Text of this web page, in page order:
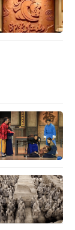
走，从此
陋的妖王
花羞，俨
三年中，
所体验到
楚。
巢偏偏名
不会有浮
时时唤起
亏偶遇唐
希望。